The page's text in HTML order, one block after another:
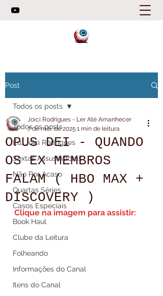
Post
Todos os posts
Eu, Joici Rodrigues
Sextas Assustadoras
Não Por Acaso
Quartas Séries
Casos Especiais
Book Haul
Clube da Leitura
Folheando
Informações do Canal
Itens do Canal
Todos os posts
OPUS DEI - QUANDO
OS EX MEMBROS
FALAM ( HBO MAX +
DISCOVERY )
Joici Rodrigues - Ler Até Amanhecer
7 de mai. de 2025 1 min de leitura
Clique na imagem para assistir: